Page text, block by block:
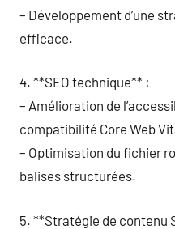
– Développement d’une
efficace.
4. **SEO technique** :
– Amélioration de
compatibilité Core Web
– Optimisation du fichier
balises structurées.
5. **Stratégie de contenu